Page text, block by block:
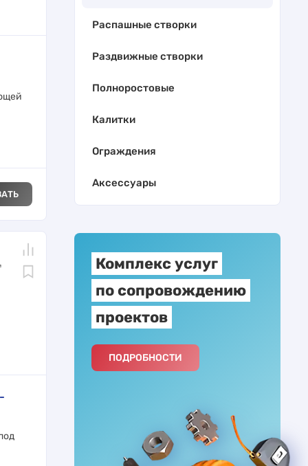
Распашные створки
Раздвижные створки
Полноростовые
Калитки
Ограждения
Аксессуары
Комплекс услуг
по сопровождению
проектов
ПОДРОБНОСТИ